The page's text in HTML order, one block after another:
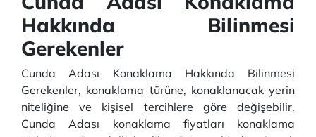
Hakkında Bilinmesi
Gerekenler
Cunda Adası Konaklama Hakkında Bilinmesi
Gerekenler, konaklama türüne, konaklanacak yerin
niteliğine ve kişisel tercihlere göre değişebilir.
Cunda Adası konaklama fiyatları konaklama